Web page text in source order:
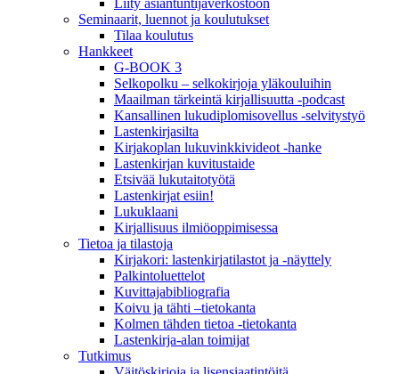
Liity asiantuntijaverkostoon
Seminaarit, luennot ja koulutukset
Tilaa koulutus
Hankkeet
G-BOOK 3
Selkopolku – selkokirjoja yläkouluihin
Maailman tärkeintä kirjallisuutta -podcast
Kansallinen lukudiplomisovellus -selvitystyö
Lastenkirjasilta
Kirjakoplan lukuvinkkivideot -hanke
Lastenkirjan kuvitustaide
Etsivää lukutaitotyötä
Lastenkirjat esiin!
Lukuklaani
Kirjallisuus ilmiöoppimisessa
Tietoa ja tilastoja
Kirjakori: lastenkirjatilastot ja -näyttely
Palkintoluettelot
Kuvittaja­bibliografia
Koivu ja tähti –tietokanta
Kolmen tähden tietoa -tietokanta
Lastenkirja-alan toimijat
Tutkimus